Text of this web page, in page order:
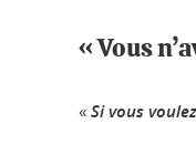
« Vous
« Si vous